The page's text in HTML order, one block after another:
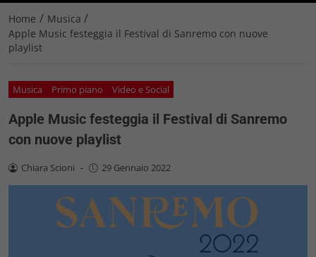
Home / Musica /
Apple Music festeggia il Festival di Sanremo con nuove
playlist
Musica Primo piano Video e Social
Apple Music festeggia il Festival di Sanremo
con nuove playlist
Chiara Scioni - 29 Gennaio 2022